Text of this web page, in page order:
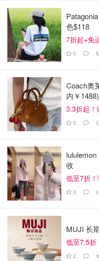
地址：3636 Steeles Ave
时间：周一到日：11
订座方式：(905) 415-
色$118
7折起+免
0
Coach奥
内￥1488)
3.3折起！
0
收
低至7折
3
MUJI 长
低至7.5折
2